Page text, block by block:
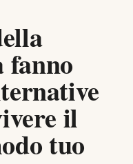
fanno
il
tuo